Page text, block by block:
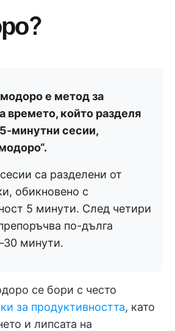
е метод за
времето, който разделя
минутни сесии,
са разделени от
обикновено с
5 минути. След четири
по-дълга
минути.
се бори с често
за продуктивността, като
и липсата на